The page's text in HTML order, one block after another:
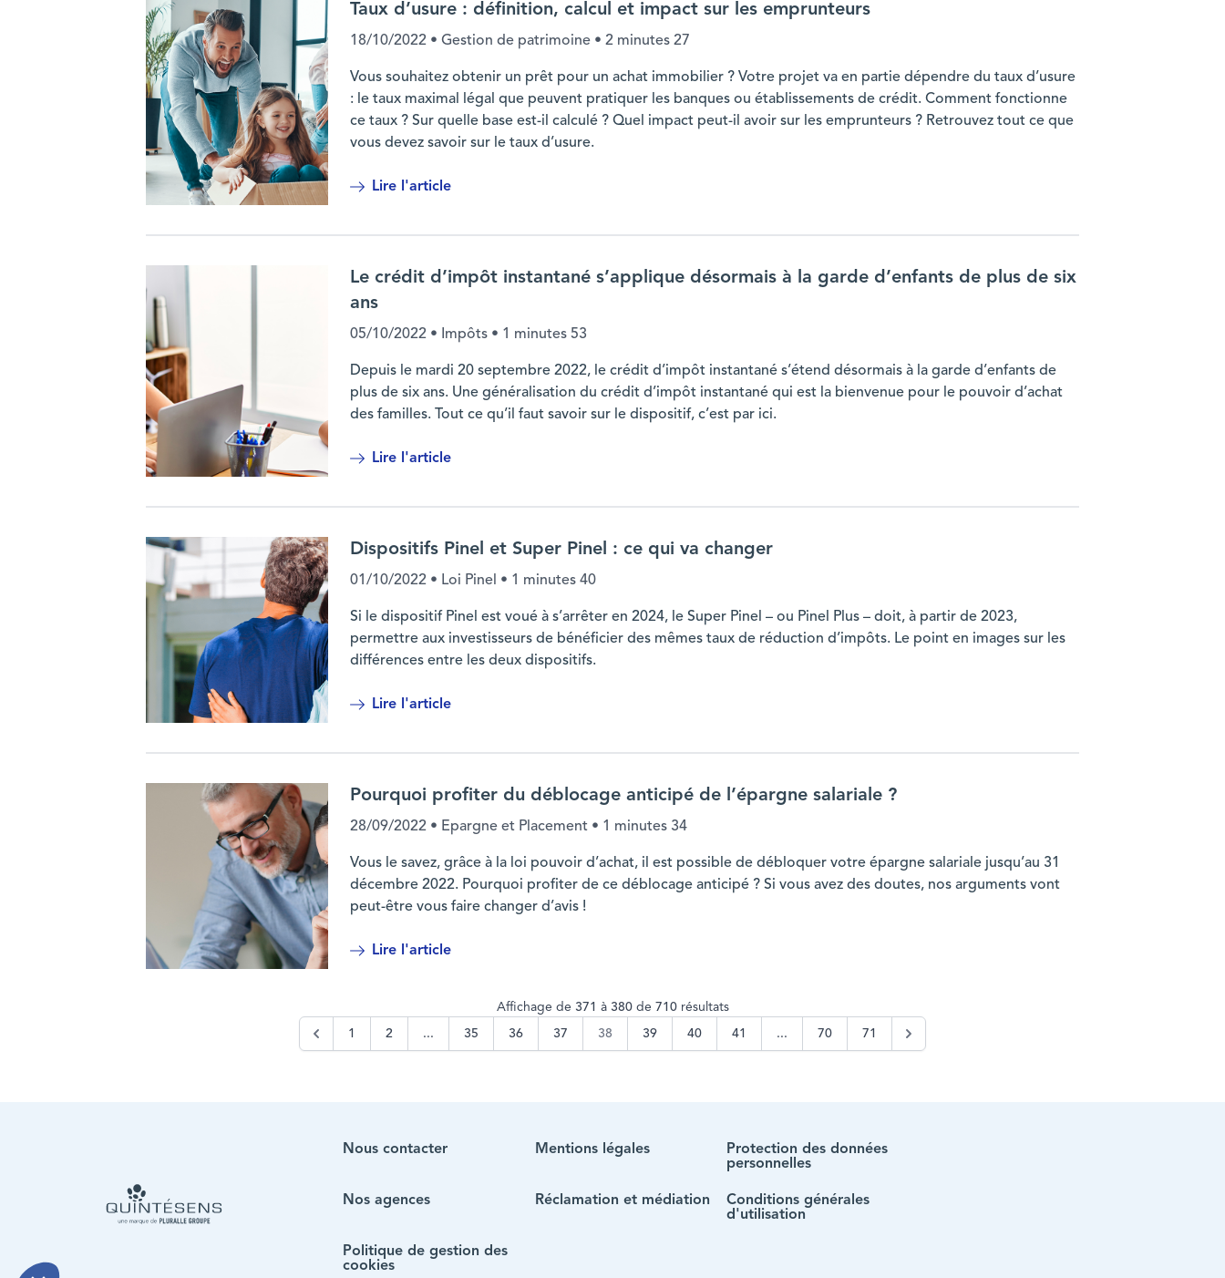
Taux d’usure : définition, calcul et impact sur les emprunteurs
18/10/2022 • Gestion de patrimoine • 2 minutes 27
Vous souhaitez obtenir un prêt pour un achat immobilier ? Votre projet va en partie dépendre du taux d’usure
: le taux maximal légal que peuvent pratiquer les banques ou établissements de crédit. Comment fonctionne
ce taux ? Sur quelle base est-il calculé ? Quel impact peut-il avoir sur les emprunteurs ? Retrouvez tout ce que
vous devez savoir sur le taux d’usure.
Lire l'article
Le crédit d’impôt instantané s’applique désormais à la garde d’enfants de plus de six
ans
05/10/2022 • Impôts • 1 minutes 53
Depuis le mardi 20 septembre 2022, le crédit d’impôt instantané s’étend désormais à la garde d’enfants de
plus de six ans. Une généralisation du crédit d’impôt instantané qui est la bienvenue pour le pouvoir d’achat
des familles. Tout ce qu’il faut savoir sur le dispositif, c’est par ici.
Lire l'article
Dispositifs Pinel et Super Pinel : ce qui va changer
01/10/2022 • Loi Pinel • 1 minutes 40
Si le dispositif Pinel est voué à s’arrêter en 2024, le Super Pinel – ou Pinel Plus – doit, à partir de 2023,
permettre aux investisseurs de bénéficier des mêmes taux de réduction d’impôts. Le point en images sur les
différences entre les deux dispositifs.
Lire l'article
Pourquoi profiter du déblocage anticipé de l’épargne salariale ?
28/09/2022 • Epargne et Placement • 1 minutes 34
Vous le savez, grâce à la loi pouvoir d’achat, il est possible de débloquer votre épargne salariale jusqu’au 31
décembre 2022. Pourquoi profiter de ce déblocage anticipé ? Si vous avez des doutes, nos arguments vont
peut-être vous faire changer d’avis !
Lire l'article
Affichage de 371 à 380de 710résultats
1 2 ... 35 36 37 38 39 40 41 ... 70 71
Nous contacter Mentions légales
Protection des données
personnelles
Nos agences Réclamation et médiation
Conditions générales
d'utilisation
Politique de gestion des
cookies